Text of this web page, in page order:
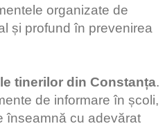
organizate de
și profund în prevenirea
tinerilor din Constanța.
de informare în școli,
înseamnă cu adevărat